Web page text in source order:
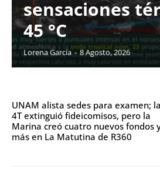
sensaciones
45 °C
Lorena García - 8 Agosto, 2026
UNAM alista sedes para examen; la
4T extinguió fideicomisos, pero la
Marina creó cuatro nuevos fondos
más en La Matutina de R360